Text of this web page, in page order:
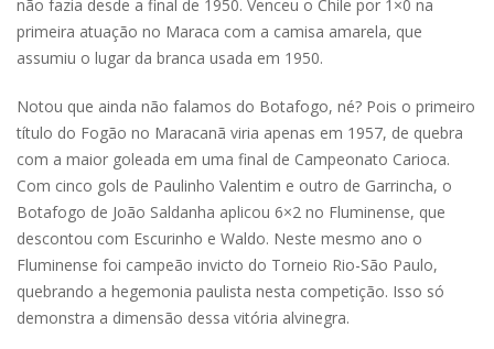
não fazia desde a final de 1950. Venceu o Chile por 1×0 na
primeira atuação no Maraca com a camisa amarela, que
assumiu o lugar da branca usada em 1950.
Notou que ainda não falamos do Botafogo, né? Pois o primeiro
título do Fogão no Maracanã viria apenas em 1957, de quebra
com a maior goleada em uma final de Campeonato Carioca.
Com cinco gols de Paulinho Valentim e outro de Garrincha, o
Botafogo de João Saldanha aplicou 6×2 no Fluminense, que
descontou com Escurinho e Waldo. Neste mesmo ano o
Fluminense foi campeão invicto do Torneio Rio-São Paulo,
quebrando a hegemonia paulista nesta competição. Isso só
demonstra a dimensão dessa vitória alvinegra.